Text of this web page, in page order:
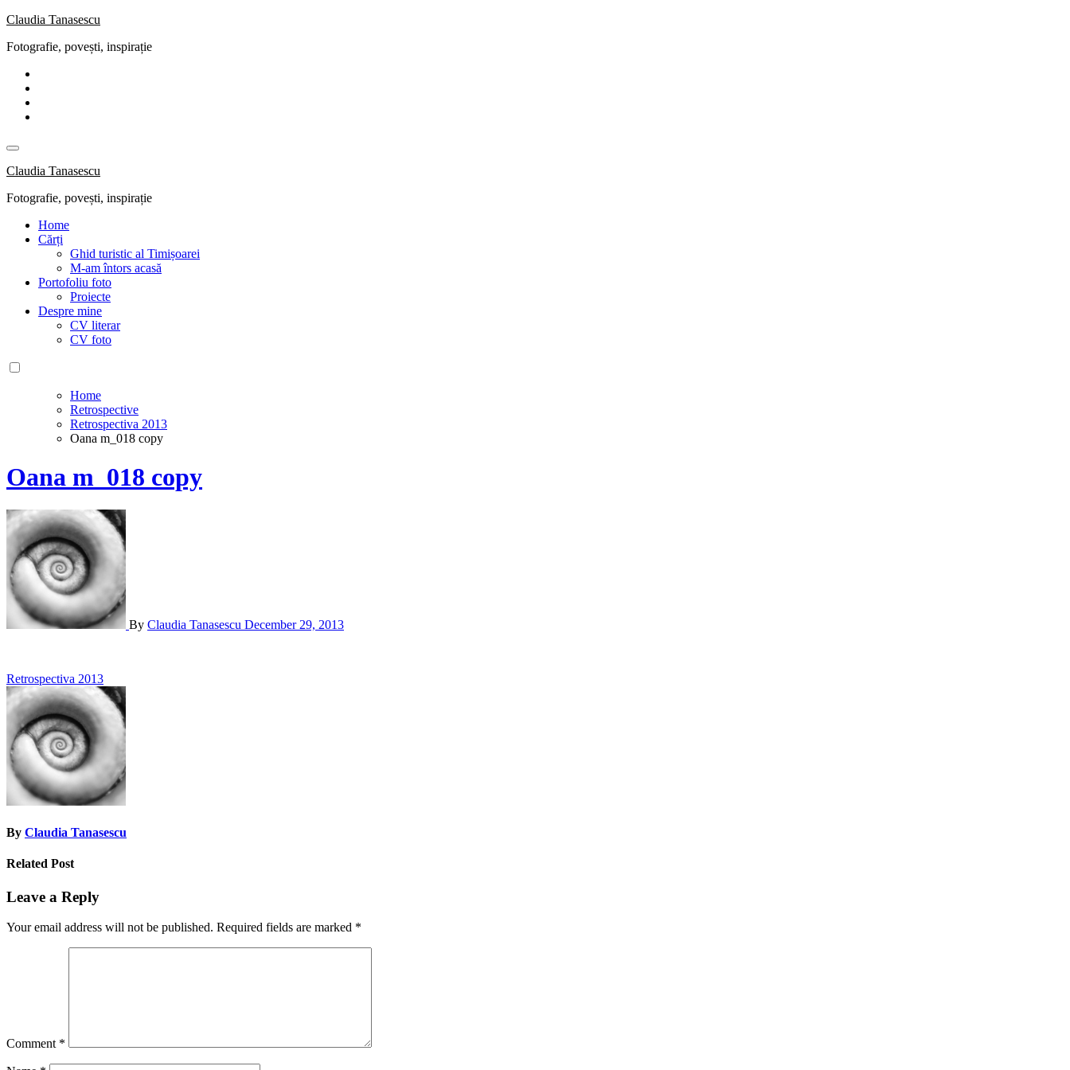
Skip
content
Claudia Tanasescu
Fotografie, povești, inspirație
Claudia Tanasescu
Fotografie, povești, inspirație
Home
Cărți
Ghid turistic al Timișoarei
M-am întors acasă
Portofoliu foto
Proiecte
Despre mine
CV literar
CV foto
Home
Retrospective
Retrospectiva 2013
Oana m_018 copy
Oana m_018 copy
By Claudia Tanasescu December 29, 2013
Post
navigation
Retrospectiva 2013
By Claudia Tanasescu
Related Post
Leave a Reply
Your email address will not be published. Required fields are marked *
Comment *